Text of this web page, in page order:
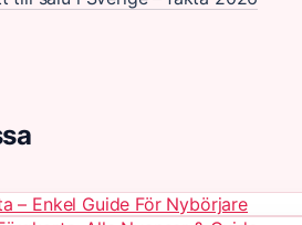
– Enkel Guide För Nybörjare